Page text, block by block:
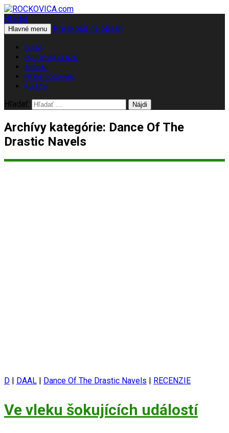
ROCKOVICA.com
Hľadať
Hlavné menu Preskočiť na obsah
O NÁS
PROFILY/RECENZIE
ŽURNÁL
PRÁVE POČÚVAM
RockČet
Hľadať:
Archívy kategórie: Dance Of The
Drastic Navels
D | DAAL | Dance Of The Drastic Navels | RECENZIE
Ve vleku šokujících událostí